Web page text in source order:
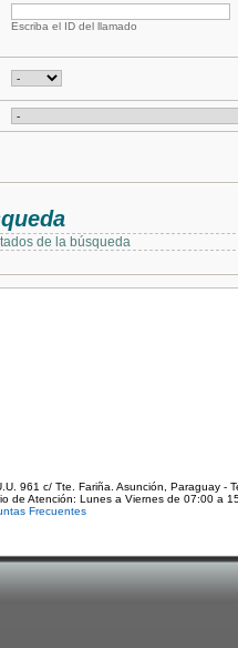
Escriba el ID del llamado
de la búsqueda
961 c/ Tte. Fariña. Asunción, Paraguay -
de Atención: Lunes a Viernes de 07:00 a
Frecuentes